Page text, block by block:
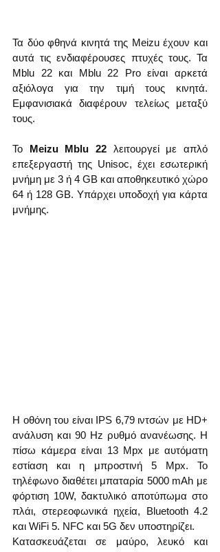
Τα δύο φθηνά κινητά της Meizu έχουν και
αυτά τις ενδιαφέρουσες πτυχές τους. Τα
Mblu 22 και Mblu 22 Pro είναι αρκετά
αξιόλογα για την τιμή τους κινητά.
Εμφανισιακά διαφέρουν τελείως μεταξύ
τους.
Το Meizu Mblu 22 λειτουργεί με απλό
επεξεργαστή της Unisoc, έχει εσωτερική
μνήμη με 3 ή 4 GB και αποθηκευτικό χώρο
64 ή 128 GB. Υπάρχει υποδοχή για κάρτα
μνήμης.
Η οθόνη του είναι IPS 6,79 ιντσών με HD+
ανάλυση και 90 Hz ρυθμό ανανέωσης. Η
πίσω κάμερα είναι 13 Mpx με αυτόματη
εστίαση και η μπροστινή 5 Mpx. Το
τηλέφωνο διαθέτει μπαταρία 5000 mAh με
φόρτιση 10W, δακτυλικό αποτύπωμα στο
πλάι, στερεοφωνικά ηχεία, Bluetooth 4.2
και WiFi 5. NFC και 5G δεν υποστηρίζει.
Κατασκευάζεται σε μαύρο, λευκό και